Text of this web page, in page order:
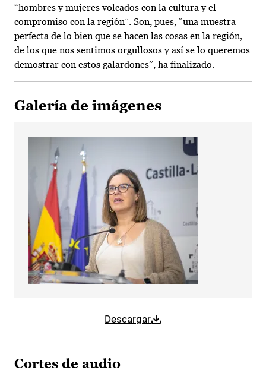
“hombres y mujeres volcados con la cultura y el
compromiso con la región”. Son, pues, “una muestra
perfecta de lo bien que se hacen las cosas en la región,
de los que nos sentimos orgullosos y así se lo queremos
demostrar con estos galardones”, ha finalizado.
Galería de imágenes
Descargar
Cortes de audio